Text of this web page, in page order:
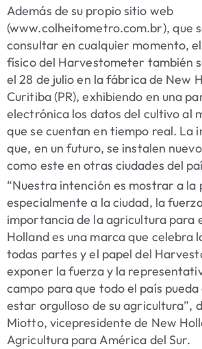
Además de su propio sitio web
(www.colheitometro.com.br), que
consultar en cualquier momento,
físico del Harvestometer también
el 28 de julio en la fábrica de New
Curitiba (PR), exhibiendo en una
electrónica los datos del cultivo al
que se cuentan en tiempo real. La
que, en un futuro, se instalen
como este en otras ciudades del
“Nuestra intención es mostrar a la
especialmente a la ciudad, la
importancia de la agricultura para
Holland es una marca que celebra
todas partes y el papel del
exponer la fuerza y ​​la
campo para que todo el país
estar orgulloso de su agricultura”,
Miotto, vicepresidente de New
Agricultura para América del Sur.